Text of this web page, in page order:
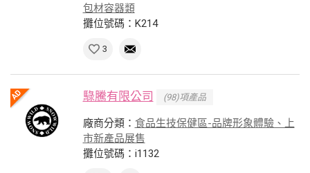
包材容器類
攤位號碼：K214
3
騄騰有限公司 (98)項產品
廠商分類： 食品生技保健區-品牌形象體驗、上
市新產品展售
攤位號碼：i1132